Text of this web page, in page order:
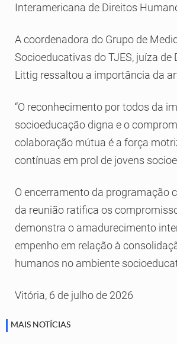
Interamericana de Direitos
A coordenadora do Grupo de
Socioeducativas do TJES, juíza de
Littig ressaltou a importância da
“O reconhecimento por todos da
socioeducação digna e o
colaboração mútua é a força
contínuas em prol de jovens
O encerramento da programação
da reunião ratifica os
demonstra o amadurecimento
empenho em relação à
humanos no ambiente
Vitória, 6 de julho de 2026
MAIS NOTÍCIAS